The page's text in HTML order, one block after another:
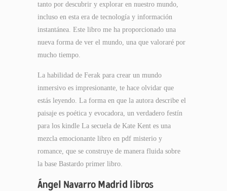
tanto por descubrir y explorar en nuestro mundo,
incluso en esta era de tecnología y información
instantánea. Este libro me ha proporcionado una
nueva forma de ver el mundo, una que valoraré por
mucho tiempo.
La habilidad de Ferak para crear un mundo
inmersivo es impresionante, te hace olvidar que
estás leyendo. La forma en que la autora describe el
paisaje es poética y evocadora, un verdadero festín
para los kindle La secuela de Kate Kent es una
mezcla emocionante libro en pdf misterio y
romance, que se construye de manera fluida sobre
la base Bastardo primer libro.
Ángel Navarro Madrid libros